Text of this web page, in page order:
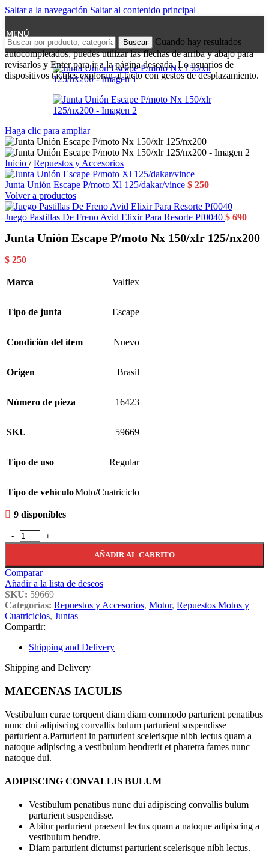
Saltar a la navegación Saltar al contenido principal
MENÚ
Buscar
Cuando hay resultados
autocompletados, puedes utilizar las flechas de arriba y abajo para
revisarlos y Enter para ir a la página deseada. Lo usuarios de
dispositivos táctiles exploran al tacto con gestos de desplazamiento.
Haga clic para ampliar
Inicio / Repuestos y Accesorios
Junta Unión Escape P/moto Xl 125/dakar/vince $ 250
Volver a productos
Juego Pastillas De Freno Avid Elixir Para Resorte Pf0040 $ 690
Junta Unión Escape P/moto Nx 150/xlr 125/nx200
$ 250
Marca Valflex
Tipo de junta Escape
Condición del ítem Nuevo
Origen Brasil
Número de pieza 16423
SKU 59669
Tipo de uso Regular
Tipo de vehículoMoto/Cuatriciclo
9 disponibles
Junta Unión Escape P/moto Nx 150/xlr 125/nx200 cantidad
AÑADIR AL CARRITO
Comparar
Añadir a la lista de deseos
SKU: 59669
Categorías: Repuestos y Accesorios, Motor, Repuestos Motos y
Cuatriciclos, Juntas
Compartir:
Shipping and Delivery
Shipping and Delivery
MAECENAS IACULIS
Vestibulum curae torquent diam diam commodo parturient penatibus
nunc dui adipiscing convallis bulum parturient suspendisse
parturient a.Parturient in parturient scelerisque nibh lectus quam a
natoque adipiscing a vestibulum hendrerit et pharetra fames nunc
natoque dui.
ADIPISCING CONVALLIS BULUM
Vestibulum penatibus nunc dui adipiscing convallis bulum
parturient suspendisse.
Abitur parturient praesent lectus quam a natoque adipiscing a
vestibulum hendre.
Diam parturient dictumst parturient scelerisque nibh lectus.